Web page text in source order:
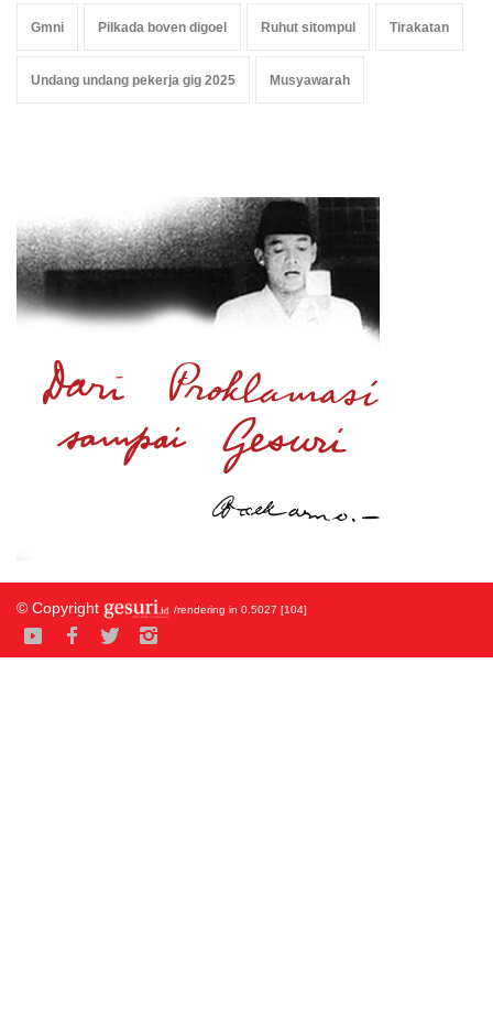
Gmni Pilkada boven digoel Ruhut sitompul Tirakatan
Undang undang pekerja gig 2025 Musyawarah
© Copyright /rendering in 0.5027 [104]